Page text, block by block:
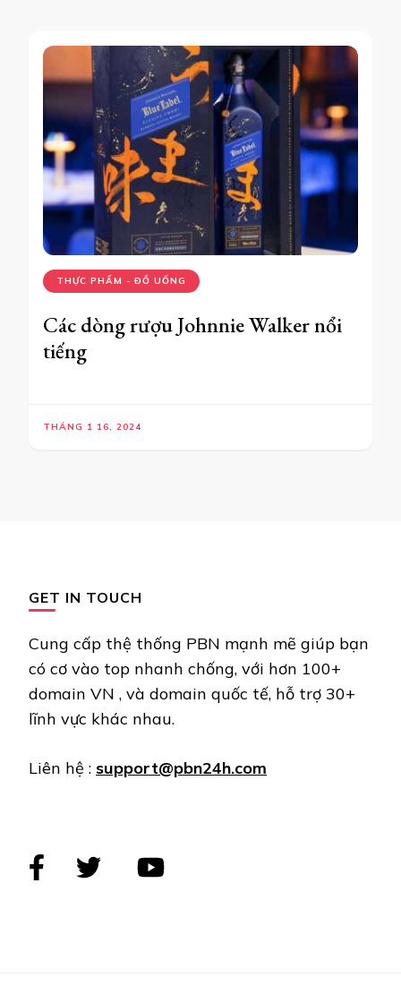
THỰC PHẨM - ĐỒ UỐNG
Các dòng rượu Johnnie Walker nổi
tiếng
THÁNG 1 16, 2024
GET IN TOUCH
Cung cấp thệ thống PBN mạnh mẽ giúp bạn
có cơ vào top nhanh chống, với hơn 100+
domain VN , và domain quốc tế, hỗ trợ 30+
lĩnh vực khác nhau.
Liên hệ : support@pbn24h.com